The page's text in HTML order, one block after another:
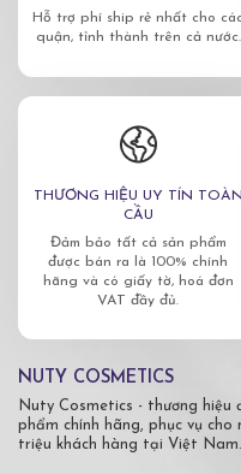
Hỗ trợ phí ship rẻ nhất cho các
quận, tỉnh thành trên cả nước.
THƯƠNG HIỆU UY TÍN TOÀN
CẦU
Đảm bảo tất cả sản phẩm
được bán ra là 100% chính
hãng và có giấy tờ, hoá đơn
VAT đầy đủ.
NUTY COSMETICS
Nuty Cosmetics - thương
phẩm chính hãng, phục vụ
triệu khách hàng tại Việt Nam.